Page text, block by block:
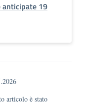
anticipate 19
articolo è stato